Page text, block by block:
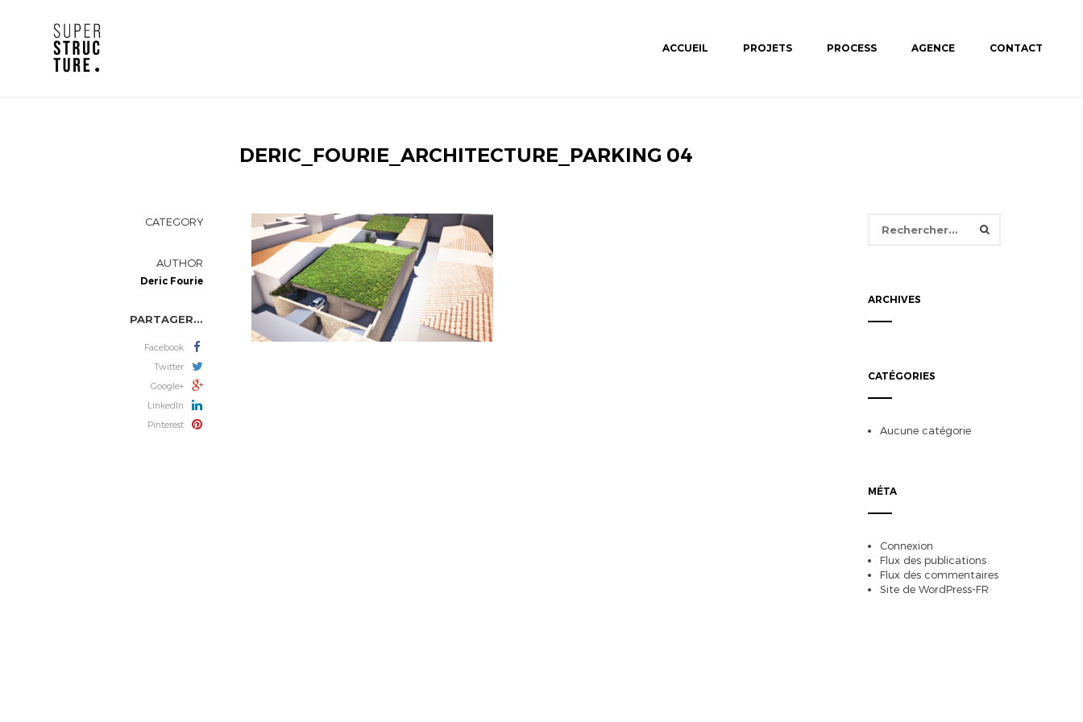
ACCUEIL PROJETS PROCESS AGENCE CONTACT
DERIC_FOURIE_ARCHITECTURE_PARKING 04
CATEGORY
AUTHOR
Deric Fourie
PARTAGER...
Facebook
Twitter
Google+
LinkedIn
Pinterest
ARCHIVES
CATÉGORIES
Aucune catégorie
MÉTA
Connexion
Flux des publications
Flux des commentaires
Site de WordPress-FR